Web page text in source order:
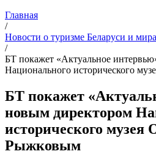
Главная
/
Новости о туризме Беларуси и мира
/
БТ покажет «Актуальное
Национального исторического
БТ покажет
новым директором
исторического музея
Рыжковым